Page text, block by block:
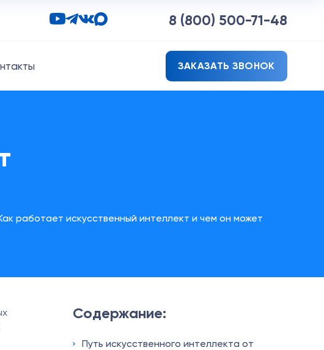
8 (800) 500-71-48
ЗАКАЗАТЬ ЗВОНОК
работает искусственный интеллект и чем он может
Содержание:
Путь искусственного интеллекта от